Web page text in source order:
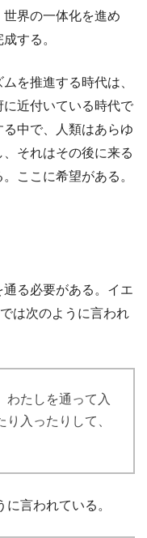
界の一体化を進め
する。
を推進する時代は、
近付いている時代で
中で、人類はあらゆ
それはその後に来る
ここに希望がある。
る必要がある。イエ
は次のように言われ
わたしを通って入
入ったりして、
言われている。